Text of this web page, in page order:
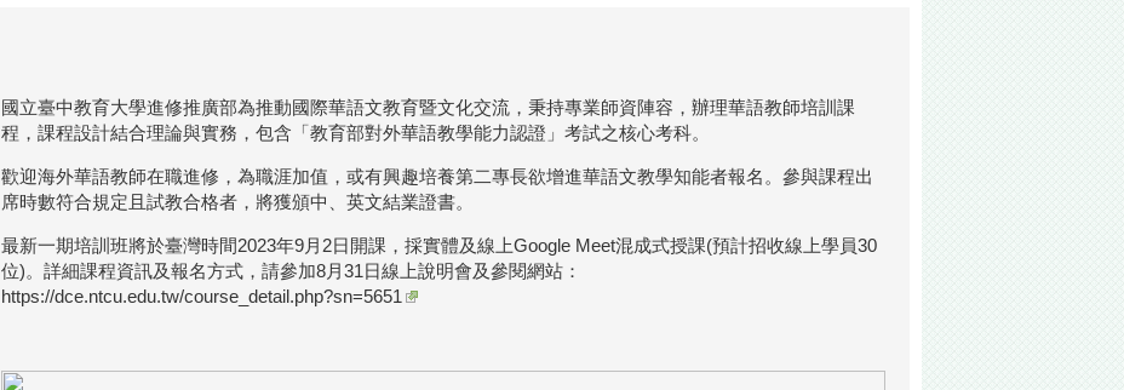
國立臺中教育大學進修推廣部為推動國際華語文教育暨文化交流，秉持專業師資陣容，辦理華語教師培訓課
程，課程設計結合理論與實務，包含「教育部對外華語教學能力認證」考試之核心考科。
歡迎海外華語教師在職進修，為職涯加值，或有興趣培養第二專長欲增進華語文教學知能者報名。參與課程出
席時數符合規定且試教合格者，將獲頒中、英文結業證書。
最新一期培訓班將於臺灣時間2023年9月2日開課，採實體及線上Google Meet混成式授課(預計招收線上學員30
位)。詳細課程資訊及報名方式，請參加8月31日線上說明會及參閱網站：
https://dce.ntcu.edu.tw/course_detail.php?sn=5651